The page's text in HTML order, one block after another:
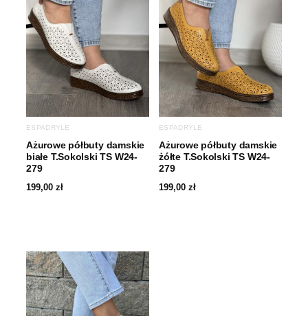
ESPADRYLE
Ażurowe półbuty damskie
białe T.Sokolski TS W24-
279
199,00 zł
ESPADRYLE
Ażurowe półbuty damskie
żółte T.Sokolski TS W24-
279
199,00 zł